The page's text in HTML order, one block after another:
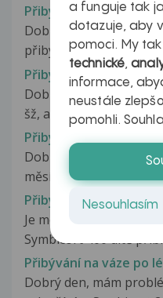
Přibývám na váze
Dobrý večer, obracím
přibývání na váze. Už
Přibývání na váze
Dobrý den, Užívám
šž, ale od počátku
Přibývání na váze
Dobrý den, chtěla bych
měsíce jsem přibrala
Přibývání na váze
Je možné, aby při
Symbicort 400 dítě
Přibývání na váze po
Dobrý den, mám
a funguje tak
dotazuje, aby
pomoci. My
technické,
informace,
neustále
pomohli.
Nesouhlasím